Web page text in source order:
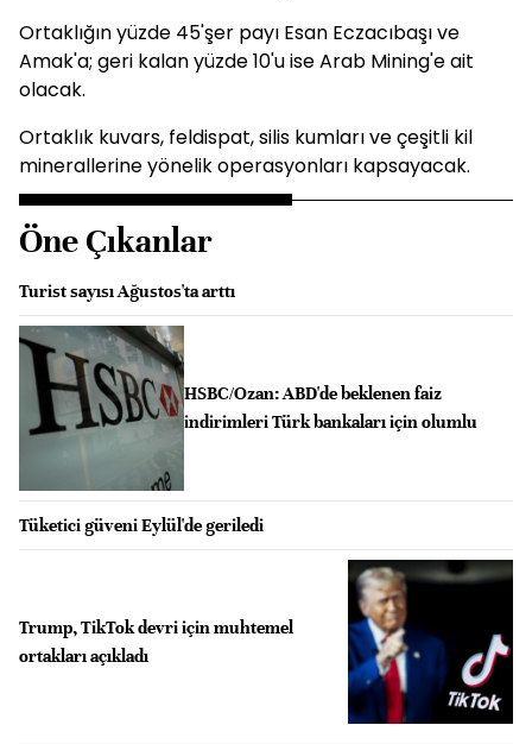
Ortaklığın yüzde 45'şer payı Esan Eczacıbaşı ve
Amak'a; geri kalan yüzde 10'u ise Arab Mining'e ait
olacak.
Ortaklık kuvars, feldispat, silis kumları ve çeşitli kil
minerallerine yönelik operasyonları kapsayacak.
Öne Çıkanlar
Turist sayısı Ağustos'ta arttı
HSBC/Ozan: ABD'de beklenen faiz
indirimleri Türk bankaları için olumlu
Tüketici güveni Eylül'de geriledi
Trump, TikTok devri için muhtemel
ortakları açıkladı